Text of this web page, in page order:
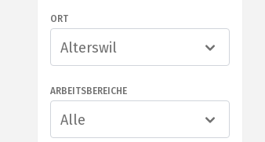
ORT
Alterswil
ARBEITSBEREICHE
Alle